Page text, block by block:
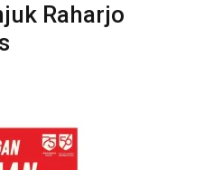
Raharjo